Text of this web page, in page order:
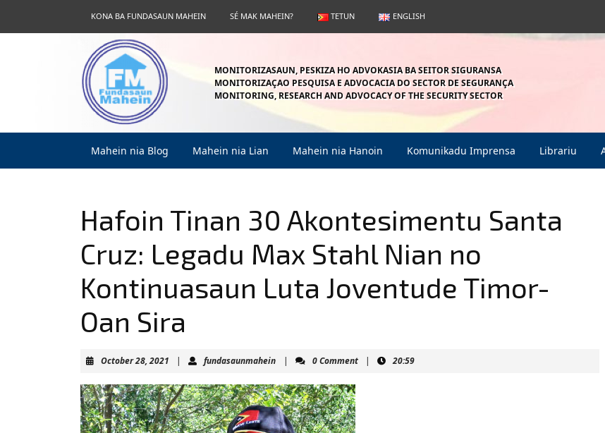
content
KONA BA FUNDASAUN MAHEIN SÉ MAK MAHEIN? TETUN ENGLISH
MONITORIZASAUN, PESKIZA HO ADVOKASIA BA SEITOR SIGURANSA
MONITORIZAÇAO PESQUISA E ADVOCACIA DO SECTOR DE SEGURANÇA
MONITORING, RESEARCH AND ADVOCACY OF THE SECURITY SECTOR
Mahein nia Blog Mahein nia Lian Mahein nia Hanoin Komunikadu Imprensa Librariu
Hafoin Tinan 30 Akontesimentu Santa
Cruz: Legadu Max Stahl Nian no
Kontinuasaun Luta Joventude Timor-
Oan Sira
October 28, 2021 October
2021
| fundasaunmaheinfundasaunmahein
| 0 Comment | 20:59